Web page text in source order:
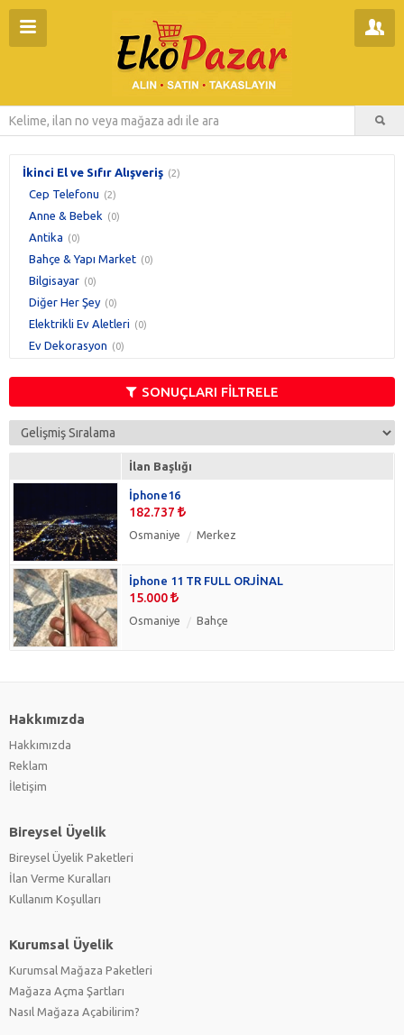
İkinci El ve Sıfır Alışveriş (2)
Cep Telefonu (2)
Anne & Bebek (0)
Antika (0)
Bahçe & Yapı Market (0)
Bilgisayar (0)
Diğer Her Şey (0)
Elektrikli Ev Aletleri (0)
Ev Dekorasyon (0)
Fotoğraf & Kamera (0)
Giyim & Aksesuar
Hobi & Oyuncak
Medikal Ürünler (0)
Müzik (0)
Ofis & Kırtasiye (0)
Oyun & Konsol (0)
Saat (0)
Spor (0)
Takı, Mücevher & Altın
SONUÇLARI FİLTRELE
İlan Başlığı
İphone16
182.737
Osmaniye Merkez
İphone 11 TR FULL ORJİNAL
15.000
Osmaniye Bahçe
Hakkımızda
Hakkımızda
Reklam
İletişim
Bireysel Üyelik
Bireysel Üyelik Paketleri
İlan Verme Kuralları
Kullanım Koşulları
Kurumsal Üyelik
Kurumsal Mağaza Paketleri
Mağaza Açma Şartları
Nasıl Mağaza Açabilirim?